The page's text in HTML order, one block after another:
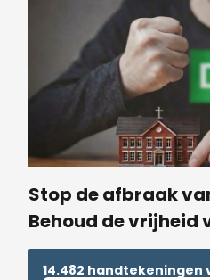
Stop de afbraak
Behoud de vrijheid
14.482 handtekeningen